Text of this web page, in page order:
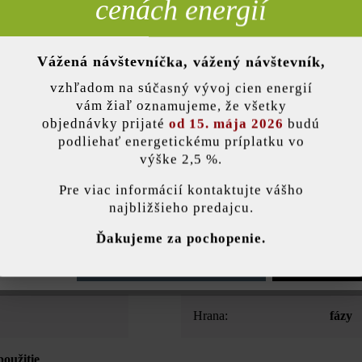
Opis produktu
konzipiert. Mit seinen Maßen 50 x 20 x 20 cm können
Halb- und Zweidrittel-Passsteine sowie eine Abdeckplatte
und gegen Aufpreis die Auslässe für die Gegensprechanlage
Hrana: fázy
používa súbory cookie, aby vám ponúkla najlepšiu možnú funkčnosť...
Povoliť všetky
cenách energií
Vážená návštevníčka, vážený návštevník,
vzhľadom na súčasný vývoj cien energií
vám žiaľ oznamujeme, že všetky
objednávky prijaté od 15. mája 2026 budú
podliehať energetickému príplatku vo
výške 2,5 %.
Pre viac informácií kontaktujte vášho
najbližšieho predajcu.
Ďakujeme za pochopenie.